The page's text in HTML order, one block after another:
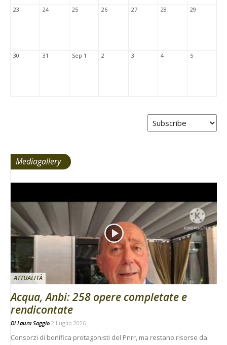
23 24 25 26 27 28 29
30 31 Sep 1 2 3 4 5
Mediagallery
ATTUALITÀ
Acqua, Anbi: 258 opere completate e
rendicontate
Di Laura Saggio 2 Luglio 2026
Consorzi di bonifica protagonisti del Pnrr, ma restano risorse da